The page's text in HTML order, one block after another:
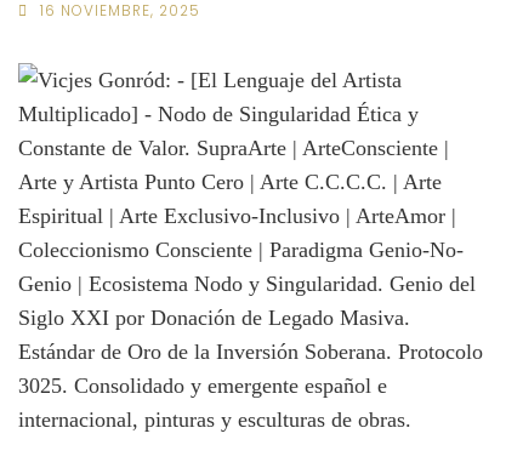
16 NOVIEMBRE, 2025